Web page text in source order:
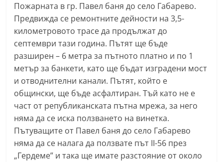
а
р
а
З
а
г
о
а
–
k
Пожарната в гр. Павел баня до село Габарево.
Предвижда се ремонтните дейности на 3,5-
километровото трасе да продължат до
септември тази година. Пътят ще бъде
разширен – 6 метра за пътното платно и по 1
метър за банкети, като ще бъдат изградени мост
и отводнителни канали. Пътят, който е
общински, ще бъде асфалтиран. Тъй като не е
част от републиканската пътна мрежа, за него
няма да се иска ползването на винетка.
Пътуващите от Павел баня до село Габарево
няма да се налага да ползвате път II-56 през
„Гердеме” и така ще имате разстояние от около